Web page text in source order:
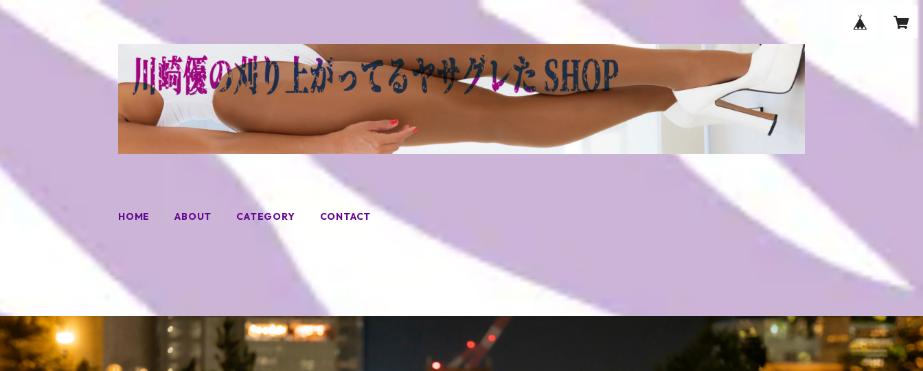
HOME ABOUT CATEGORY CONTACT